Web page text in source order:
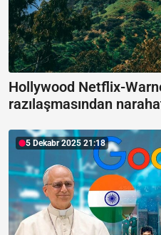
Hollywood Netflix-
razılaşmasından
5 Dekabr 2025 21:18